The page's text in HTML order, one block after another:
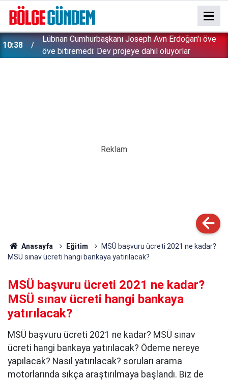
10:38
Lübnan Cumhurbaşkanı Joseph Avn Erdoğan'ı öve
öve bitiremedi: Dev projeye dahil oluyorlar
Anasayfa Eğitim
MSÜ başvuru ücreti 2021 ne kadar?
MSÜ sınav ücreti hangi bankaya yatırılacak?
MSÜ başvuru ücreti 2021 ne kadar?
MSÜ sınav ücreti hangi bankaya
yatırılacak?
MSÜ başvuru ücreti 2021 ne kadar? MSÜ sınav
ücreti hangi bankaya yatırılacak? Ödeme nereye
yapılacak? Nasıl yatırılacak? soruları arama
motorlarında sıkça araştırılmaya başlandı. Biz de